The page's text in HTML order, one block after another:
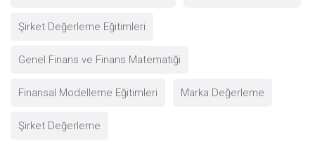
Şirket Değerleme Eğitimleri
Genel Finans ve Finans Matematiği
Finansal Modelleme Eğitimleri Marka Değerleme
Şirket Değerleme